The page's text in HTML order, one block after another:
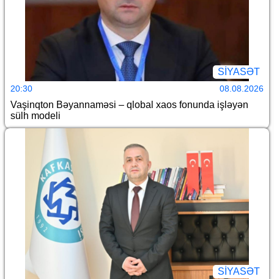
SİYASƏT
20:30 08.08.2026
Vaşinqton Bəyannaməsi – qlobal xaos fonunda işləyən
sülh modeli
SİYASƏT